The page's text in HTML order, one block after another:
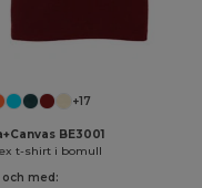
+17
BE3001
t-shirt i bomull
och med: